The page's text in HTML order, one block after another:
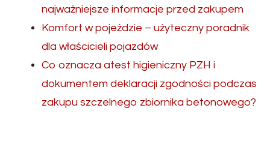
najważniejsze informacje przed zakupem
Komfort w pojeździe – użyteczny poradnik
dla właścicieli pojazdów
Co oznacza atest higieniczny PZH i
dokumentem deklaracji zgodności podczas
zakupu szczelnego zbiornika betonowego?